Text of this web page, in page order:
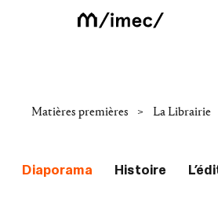
Matières premières > La Librairie
Diaporama Histoire